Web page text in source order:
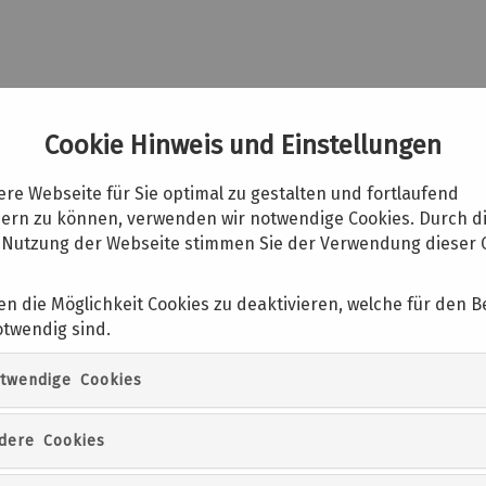
Cookie Hinweis und Einstellungen
Webseite für Sie optimal zu gestalten und fortlaufend
zu können, verwenden wir notwendige Cookies. Durch
der Webseite stimmen Sie der Verwendung dieser
die Möglichkeit Cookies zu deaktivieren, welche für den
sind.
Cookies
Cookies
Führungen/ Veranstaltungen
Eröffnung „Mutige Stadt, mutige
Wie entstehen lebenswerte Städte? Das MIK und der Verein für
Wanderausstellung ein, welche begleitend zur Ausstellung